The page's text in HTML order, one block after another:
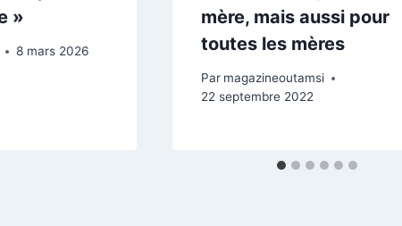
»
8 mars 2026
mère, mais aussi pour
toutes les mères
Par magazineoutamsi
22 septembre 2022